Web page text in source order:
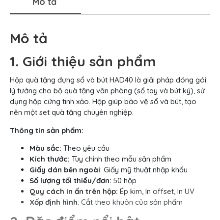
Mô tả
1. Giới thiệu sản phẩm
Hộp quà tặng đựng sổ và bút HAD40 là giải pháp đóng gói
lý tưởng cho bộ quà tặng văn phòng (sổ tay và bút ký), sử
dụng hộp cứng tinh xảo. Hộp giúp bảo vệ sổ và bút, tạo
nên một set quà tặng chuyên nghiệp.
Thông tin sản phẩm:
Màu sắc: Theo yêu cầu
Kích thước: Tùy chỉnh theo mẫu sản phẩm
Giấy dán bên ngoài: Giấy mỹ thuật nhập khẩu
Số lượng tối thiểu/đơn: 50 hộp
Quy cách in ấn trên hộp: Ép kim, In offset, In UV
Xốp định hình: Cắt theo khuôn của sản phẩm